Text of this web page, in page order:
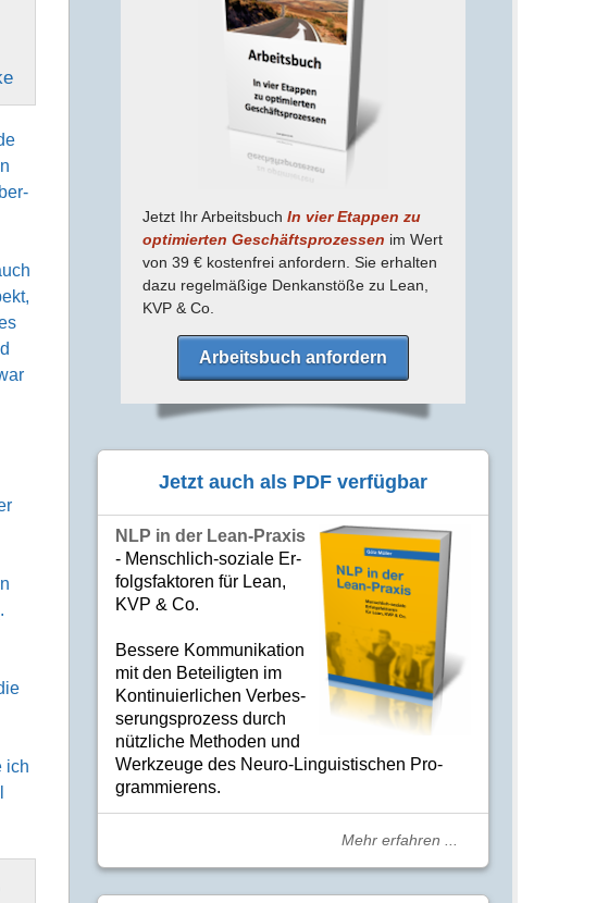
.
ich
Jetzt Ihr Arbeitsbuch In vier Etappen zu
optimierten Geschäfts­prozessen im Wert
von 39 € kostenfrei anfordern. Sie erhalten
dazu regel­mäßige Denk­anstöße zu Lean,
KVP & Co.
Arbeitsbuch anfordern
Jetzt auch als PDF verfügbar
NLP in der Lean-Praxis
- Mensch­lich-soziale Er­
folgs­fak­to­ren für Lean,
KVP & Co.
Bes­se­re Kom­­mu­­ni­ka­tion
mit den Betei­lig­ten im
Kon­ti­nuier­li­chen Ver­bes­
se­rungs­­pro­­zess durch
nütz­­liche Me­­tho­­den und
Werk­­zeuge des Neuro-Linguis­­ti­schen Pro­­
gram­­mie­­rens.
Mehr erfahren ...